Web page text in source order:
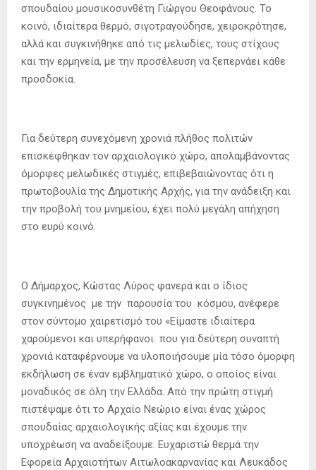
σπουδαίου μουσικοσυνθέτη Γιώργου Θεοφάνους. Το
κοινό, ιδιαίτερα θερμό, σιγοτραγούδησε, χειροκρότησε,
αλλά και συγκινήθηκε από τις μελωδίες, τους στίχους
και την ερμηνεία, με την προσέλευση να ξεπερνάει κάθε
προσδοκία.
Για δεύτερη συνεχόμενη χρονιά πλήθος πολιτών
επισκέφθηκαν τον αρχαιολογικό χώρο, απολαμβάνοντας
όμορφες μελωδικές στιγμές, επιβεβαιώνοντας ότι η
πρωτοβουλία της Δημοτικής Αρχής, για την ανάδειξη και
την προβολή του μνημείου, έχει πολύ μεγάλη απήχηση
στο ευρύ κοινό.
Ο Δήμαρχος, Κώστας Λύρος φανερά και ο ίδιος
συγκινημένος με την παρουσία του κόσμου, ανέφερε
στον σύντομο χαιρετισμό του «Είμαστε ιδιαίτερα
χαρούμενοι και υπερήφανοι που για δεύτερη συναπτή
χρονιά καταφέρνουμε να υλοποιήσουμε μία τόσο όμορφη
εκδήλωση σε έναν εμβληματικό χώρο, ο οποίος είναι
μοναδικός σε όλη την Ελλάδα. Από την πρώτη στιγμή
πιστέψαμε ότι το Αρχαίο Νεώριο είναι ένας χώρος
σπουδαίας αρχαιολογικής αξίας και έχουμε την
υποχρέωση να αναδείξουμε. Ευχαριστώ θερμά την
Εφορεία Αρχαιοτήτων Αιτωλοακαρνανίας και Λευκάδος